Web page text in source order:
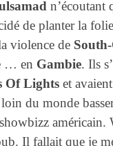
n’écoutant
de planter la
violence de
… en Gambie. Ils
Of Lights et
du monde
américain.
Il fallait que je